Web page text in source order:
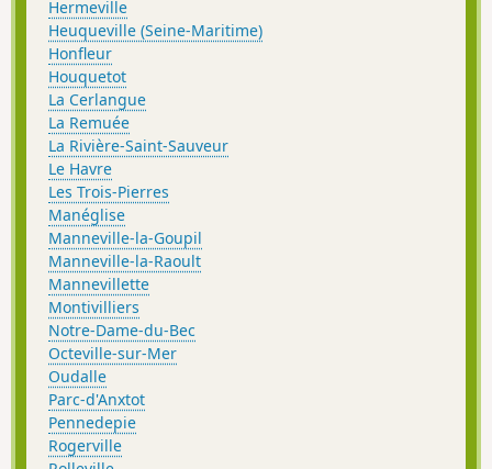
Hermeville
Heuqueville (Seine-Maritime)
Honfleur
Houquetot
La Cerlangue
La Remuée
La Rivière-Saint-Sauveur
Le Havre
Les Trois-Pierres
Manéglise
Manneville-la-Goupil
Manneville-la-Raoult
Mannevillette
Montivilliers
Notre-Dame-du-Bec
Octeville-sur-Mer
Oudalle
Parc-d'Anxtot
Pennedepie
Rogerville